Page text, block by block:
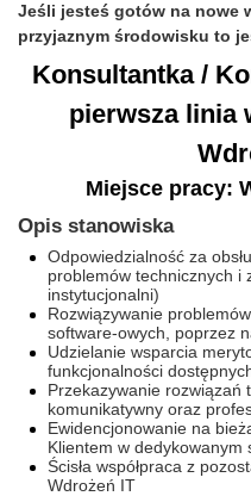
Jeśli jesteś gotów na nowe
przyjaznym środowisku to
Konsultantka /
pierwsza linia
Miejsce pracy:
Opis stanowiska
Odpowiedzialność za
problemów technicznych i
instytucjonalni)
Rozwiązywanie
software-owych, poprzez
Udzielanie wsparcia
funkcjonalności
Przekazywanie rozwiązań
komunikatywny oraz
Ewidencjonowanie na
Klientem w dedykowanym
Ścisła współpraca z
Wdrożeń IT